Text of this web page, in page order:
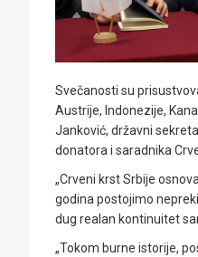
Svečanosti su
Austrije, Indonezije,
Janković, državni
donatora i saradnika
„Crveni krst Srbije
godina postojimo
dug realan kontinuitet
„Tokom burne istorije,